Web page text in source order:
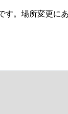
。場所変更に